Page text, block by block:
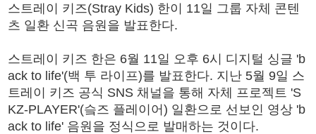
스트레이 키즈(Stray Kids) 한이 11일 그룹 자체 콘텐
츠 일환 신곡 음원을 발표한다.
스트레이 키즈 한은 6월 11일 오후 6시 디지털 싱글 'b
ack to life'(백 투 라이프)를 발표한다. 지난 5월 9일 스
트레이 키즈 공식 SNS 채널을 통해 자체 프로젝트 'S
KZ-PLAYER'(슼즈 플레이어) 일환으로 선보인 영상 'b
ack to life' 음원을 정식으로 발매하는 것이다.